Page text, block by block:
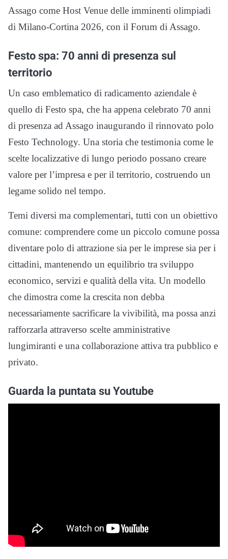
Assago come Host Venue delle imminenti olimpiadi
di Milano-Cortina 2026, con il Forum di Assago.
Festo spa: 70 anni di presenza sul
territorio
Un caso emblematico di radicamento aziendale è
quello di Festo spa, che ha appena celebrato 70 anni
di presenza ad Assago inaugurando il rinnovato polo
Festo Technology. Una storia che testimonia come le
scelte localizzative di lungo periodo possano creare
valore per l’impresa e per il territorio, costruendo un
legame solido nel tempo.
Temi diversi ma complementari, tutti con un obiettivo
comune: comprendere come un piccolo comune possa
diventare polo di attrazione sia per le imprese sia per i
cittadini, mantenendo un equilibrio tra sviluppo
economico, servizi e qualità della vita. Un modello
che dimostra come la crescita non debba
necessariamente sacrificare la vivibilità, ma possa anzi
rafforzarla attraverso scelte amministrative
lungimiranti e una collaborazione attiva tra pubblico e
privato.
Guarda la puntata su Youtube